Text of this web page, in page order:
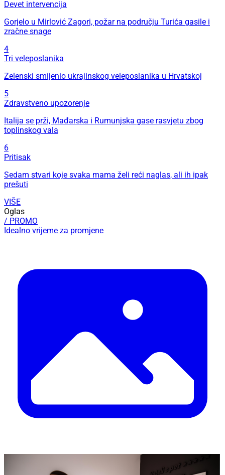
Devet intervencija
Gorjelo u Mirlović Zagori, požar na području Turića gasile i
zračne snage
4
Tri veleposlanika
Zelenski smijenio ukrajinskog veleposlanika u Hrvatskoj
5
Zdravstveno upozorenje
Italija se prži, Mađarska i Rumunjska gase rasvjetu zbog
toplinskog vala
6
Pritisak
Sedam stvari koje svaka mama želi reći naglas, ali ih ipak
prešuti
VIŠE
Oglas
/ PROMO
Idealno vrijeme za promjene